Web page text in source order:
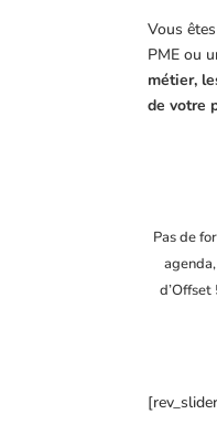
Vous
PME ou
métier,
de votre
Pas de